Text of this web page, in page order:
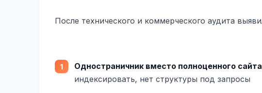
После технического и коммерческого аудита
Одностраничник вместо полноценного сайта
индексировать, нет структуры под запросы